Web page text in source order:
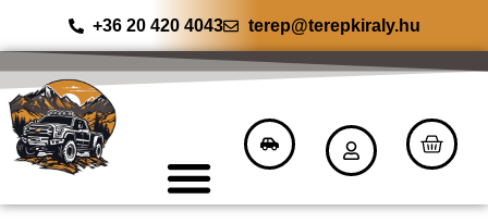
+36 20 420 4043 terep@terepkiraly.hu